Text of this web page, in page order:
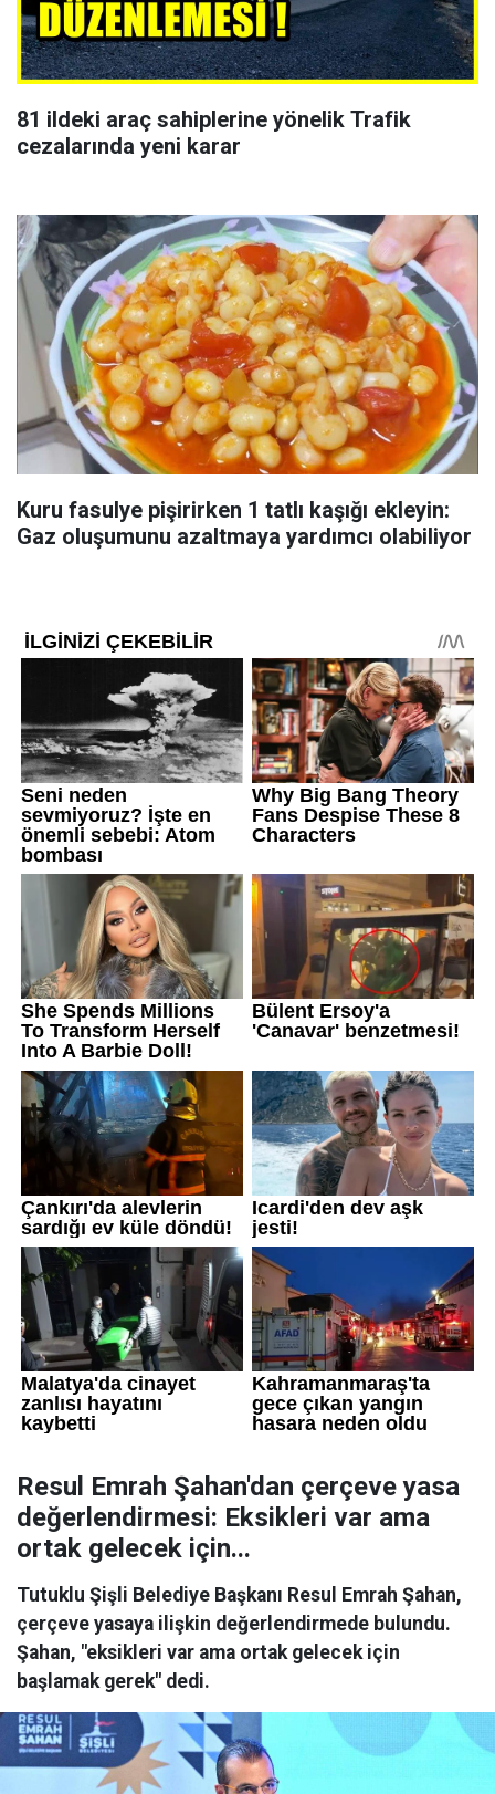
81 ildeki araç sahiplerine yönelik Trafik
cezalarında yeni karar
Kuru fasulye pişirirken 1 tatlı kaşığı ekleyin:
Gaz oluşumunu azaltmaya yardımcı olabiliyor
Resul Emrah Şahan'dan çerçeve yasa
değerlendirmesi: Eksikleri var ama
ortak gelecek için...
Tutuklu Şişli Belediye Başkanı Resul Emrah Şahan,
çerçeve yasaya ilişkin değerlendirmede bulundu.
Şahan, "eksikleri var ama ortak gelecek için
başlamak gerek" dedi.